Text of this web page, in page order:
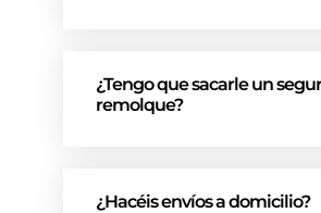
¿Tengo que sacarle un
remolque?
¿Hacéis envíos a domicilio?